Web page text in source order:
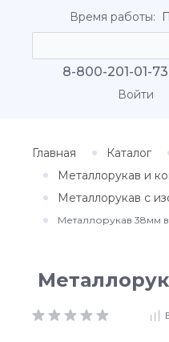
Время работы:
8-800-201-01-73
Войти
Главная Каталог
Металлорукав и
Металлорукав с
Металлорукав 38мм